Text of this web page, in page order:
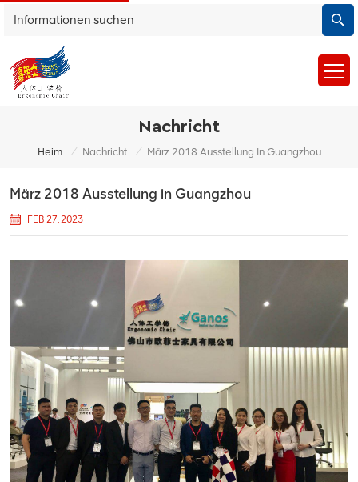
Nachricht
Heim / Nachricht / März 2018 Ausstellung In Guangzhou
März 2018 Ausstellung in Guangzhou
FEB 27, 2023